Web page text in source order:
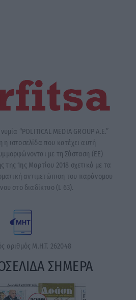
“POLITICAL MEDIA GROUP A.E.”
η ιστοσελίδα που κατέχει αυτή
με τη Σύσταση (ΕΕ)
της 1ης Μαρτίου 2018 σχετικά με τα
αντιμετώπιση του παράνομου
στο διαδίκτυο (L 63).
αριθμός Μ.Η.Τ. 262048
ΣΗΜΕΡΑ